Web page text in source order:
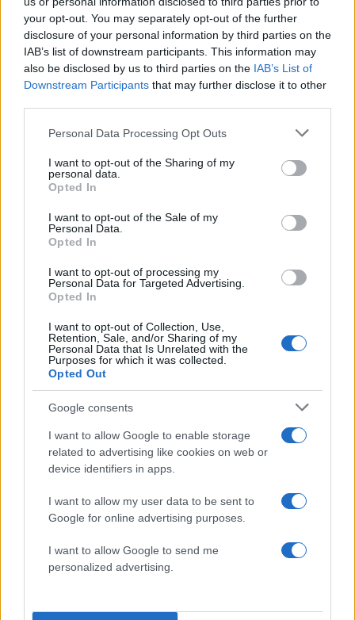
your opt-out. You may separately opt-out of the further
disclosure of your personal information by third parties on the
IAB’s list of downstream participants. This information may
also be disclosed by us to third parties on the IAB’s List of
Downstream Participants that may further disclose it to other
Please note that this website/app uses one or more Google
not limited to your visit or usage behaviour. You may click to
grant or deny consent to Google and its third-party tags to
use your data for below specified purposes in below Google
consent section.
Personal Data Processing Opt Outs
I want to opt-out of the Sharing of my
personal data.
Opted In
I want to opt-out of the Sale of my
Personal Data.
Opted In
I want to opt-out of processing my
Personal Data for Targeted Advertising.
Opted In
I want to opt-out of Collection, Use,
Retention, Sale, and/or Sharing of my
Personal Data that Is Unrelated with the
Purposes for which it was collected.
Opted Out
Google consents
I want to allow Google to enable storage
related to advertising like cookies on web or
device identifiers in apps.
I want to allow my user data to be sent to
Google for online advertising purposes.
I want to allow Google to send me
personalized advertising.
Σχόλια
Σχολίασε εδώ
2000 /2000
Όροι Χρήσης . Το site προστατεύεται από reCAPTCHA, ισχύουν
Πολιτική Απορρήτου&Όροι Χρήσης
Μακρο-οικονομία
ΕΠΙΤΟΚΙΑ
ΤΡΑΠΕΖΑ ΤΗΣ ΕΛΛΑΔΟΣ
Συναγερμός στον
Λυκαβηττό: Βρέθηκε
πτώμα σε σπηλιά κοντά
στο εκκλησάκι των Αγίων
Ισιδώρων - Φωτογραφίες
Η αστυνομία
τουρίστας θέλησε
πληρώσει για να
σε παιδί στην
Έκανε ερωτική